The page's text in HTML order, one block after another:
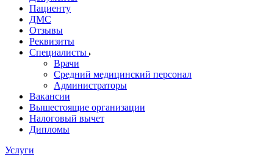
Пациенту
ДМС
Отзывы
Реквизиты
Специалисты
Врачи
Средний медицинский персонал
Администраторы
Вакансии
Вышестоящие организации
Налоговый вычет
Дипломы
Услуги